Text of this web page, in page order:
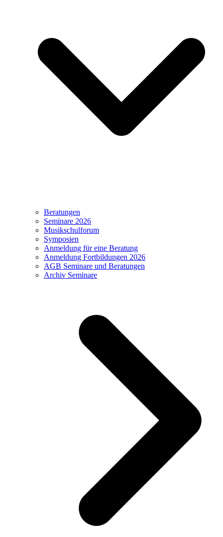
Beratungen
Seminare 2026
Musikschulforum
Symposien
Anmeldung für eine Beratung
Anmeldung Fortbildungen 2026
AGB Seminare und Beratungen
Archiv Seminare